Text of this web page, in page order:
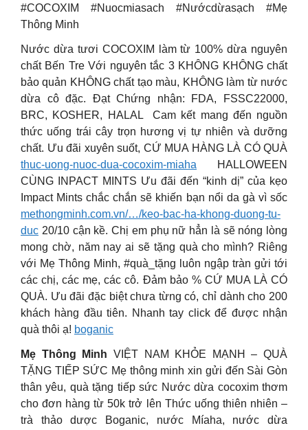
#COCOXIM #Nuocmiasach #Nướcdừasạch #Mẹ
Thông Minh
Nước dừa tươi COCOXIM làm từ 100% dừa nguyên
chất Bến Tre Với nguyên tắc 3 KHÔNG KHÔNG chất
bảo quản KHÔNG chất tạo màu, KHÔNG làm từ nước
dừa cô đặc. Đạt Chứng nhận: FDA, FSSC22000,
BRC, KOSHER, HALAL ️ Cam kết mang đến nguồn
thức uống trái cây trọn hương vị tự nhiên và dưỡng
chất. Ưu đãi xuyên suốt, CỨ MUA HÀNG LÀ CÓ QUÀ
thuc-uong-nuoc-dua-cocoxim-miaha HALLOWEEN
CÙNG INPACT MINTS Ưu đãi đến “kinh dị” của kẹo
Impact Mints chắc chắn sẽ khiến bạn nổi da gà vì sốc
methongminh.com.vn/…/keo-bac-ha-khong-duong-tu-
duc 20/10 cận kề. Chị em phụ nữ hẳn là sẽ nóng lòng
mong chờ, năm nay ai sẽ tặng quà cho mình? Riêng
với Mẹ Thông Minh, #quà_tặng luôn ngập tràn gửi tới
các chị, các mẹ, các cô. Đảm bảo % CỨ MUA LÀ CÓ
QUÀ. Ưu đãi đặc biệt chưa từng có, chỉ dành cho 200
khách hàng đầu tiên. Nhanh tay click để được nhận
quà thôi ạ! boganic
Mẹ Thông Minh VIỆT NAM KHỎE MẠNH – QUÀ
TẶNG TIẾP SỨC Mẹ thông minh xin gửi đến Sài Gòn
thân yêu, quà tặng tiếp sức Nước dừa cocoxim thơm
cho đơn hàng từ 50k trở lên Thức uống thiên nhiên –
trà thảo dược Boganic, nước Míaha, nước dừa